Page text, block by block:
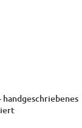
handgeschriebenes